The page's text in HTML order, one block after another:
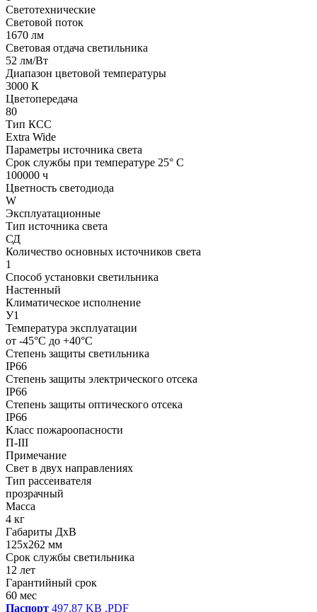
Светотехнические
Световой поток
1670 лм
Световая отдача светильника
52 лм/Вт
Диапазон цветовой температуры
3000 К
Цветопередача
80
Тип КСС
Extra Wide
Параметры источника света
Срок службы при температуре 25° С
100000 ч
Цветность светодиода
W
Эксплуатационные
Тип источника света
СД
Количество основных источников света
1
Способ установки светильника
Настенный
Климатическое исполнение
У1
Температура эксплуатации
от -45°С до +40°С
Степень защиты светильника
IP66
Степень защиты электрического отсека
IP66
Степень защиты оптического отсека
IP66
Класс пожароопасности
П-III
Примечание
Свет в двух направлениях
Тип рассеивателя
прозрачный
Масса
4 кг
Габариты ДхВ
125x262 мм
Срок службы светильника
12 лет
Гарантийный срок
60 мес
Паспорт 497.87 KB .PDF